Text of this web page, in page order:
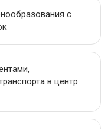
с
в центр